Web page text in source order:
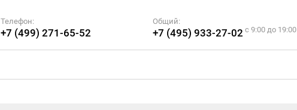
Телефон:
+7 (499) 271-65-52
Общий:
+7 (495) 933-27-02 c 9:00 до 19:00